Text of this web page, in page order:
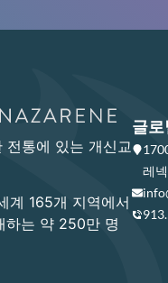
전통에 있는 개신교
계 165개 지역에서
하는 약 250만 명
글로
레